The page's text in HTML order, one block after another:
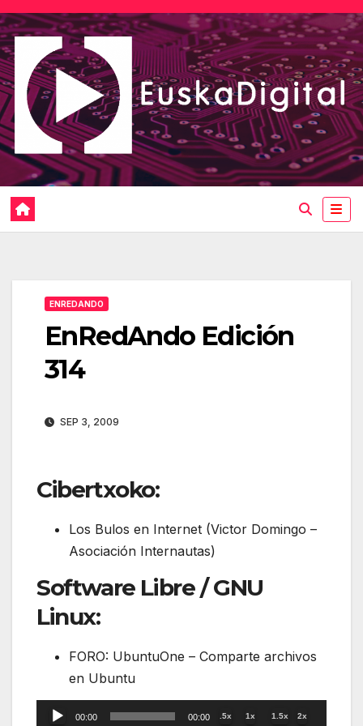
Saltar
al
contenido
ENREDANDO
EnRedAndo Edición
314
SEP 3, 2009
Cibertxoko:
Los Bulos en Internet (Victor Domingo –
Asociación Internautas)
Software Libre / GNU
Linux:
FORO: UbuntuOne – Comparte archivos
en Ubuntu
Reproductor
00:00 00:00 .5x 1x 1.5x 2x